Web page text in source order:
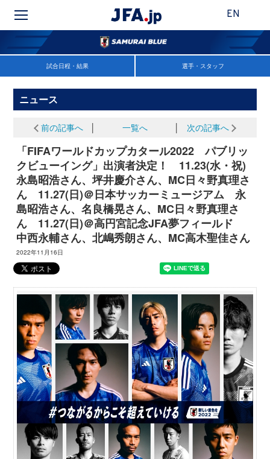
EN
試合日程・結果 選手・スタッフ
ニュース
前の記事へ 一覧へ 次の記事へ
「FIFAワールドカップカタール2022 パブリッ
クビューイング」出演者決定！ 11.23(水・祝)
永島昭浩さん、坪井慶介さん、MC日々野真理さ
ん 11.27(日)＠日本サッカーミュージアム 永
島昭浩さん、名良橋晃さん、MC日々野真理さ
ん 11.27(日)＠高円宮記念JFA夢フィールド
中西永輔さん、北嶋秀朗さん、MC高木聖佳さん
2022年11月16日